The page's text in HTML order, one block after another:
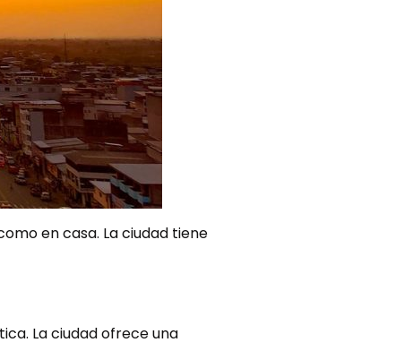
en casa. La ciudad tiene
La ciudad ofrece una